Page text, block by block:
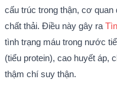
cấu trúc trong thận, cơ quan
chất thải. Điều này gây ra
tình trạng máu trong nước
(tiểu protein), cao huyết áp,
thậm chí suy thận.